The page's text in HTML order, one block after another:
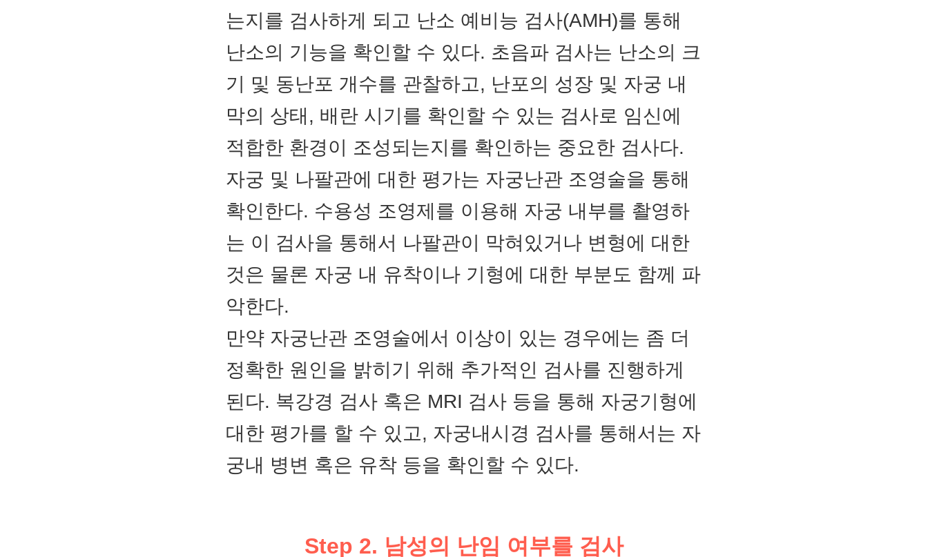
는지를 검사하게 되고 난소 예비능 검사(AMH)를 통해
난소의 기능을 확인할 수 있다. 초음파 검사는 난소의 크
기 및 동난포 개수를 관찰하고, 난포의 성장 및 자궁 내
막의 상태, 배란 시기를 확인할 수 있는 검사로 임신에
적합한 환경이 조성되는지를 확인하는 중요한 검사다.
자궁 및 나팔관에 대한 평가는 자궁난관 조영술을 통해
확인한다. 수용성 조영제를 이용해 자궁 내부를 촬영하
는 이 검사을 통해서 나팔관이 막혀있거나 변형에 대한
것은 물론 자궁 내 유착이나 기형에 대한 부분도 함께 파
악한다.
만약 자궁난관 조영술에서 이상이 있는 경우에는 좀 더
정확한 원인을 밝히기 위해 추가적인 검사를 진행하게
된다. 복강경 검사 혹은 MRI 검사 등을 통해 자궁기형에
대한 평가를 할 수 있고, 자궁내시경 검사를 통해서는 자
궁내 병변 혹은 유착 등을 확인할 수 있다.
Step 2. 남성의 난임 여부를 검사